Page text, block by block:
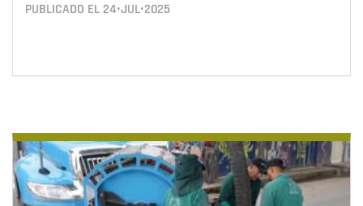
PUBLICADO EL 24•JUL•2025